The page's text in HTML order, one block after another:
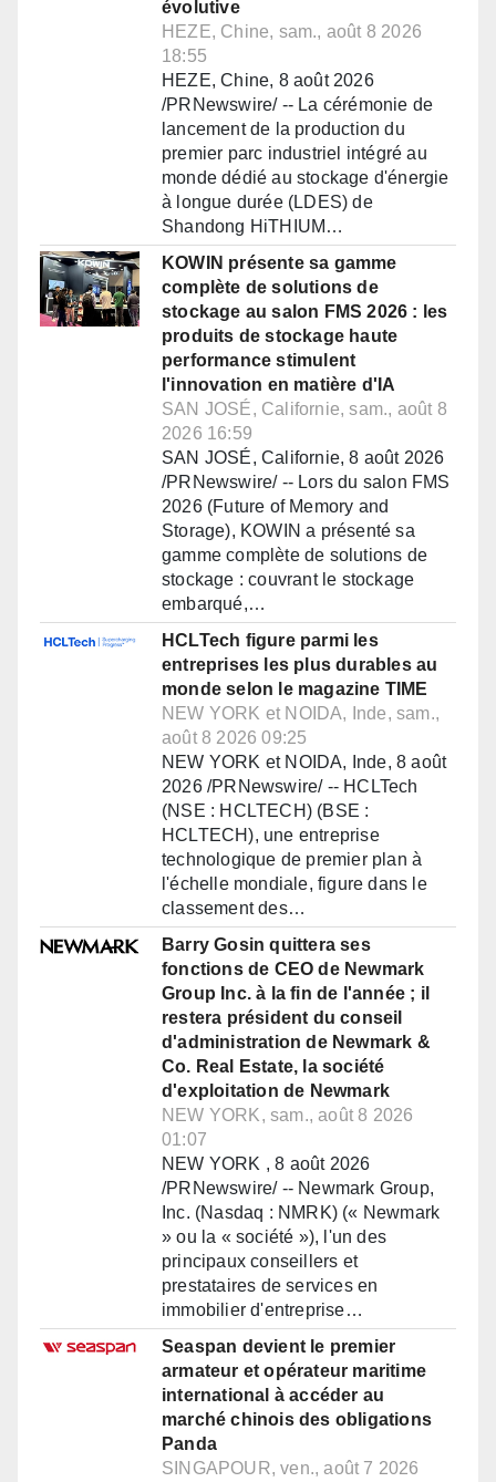
évolutive
HEZE, Chine, sam., août 8 2026
18:55
HEZE, Chine, 8 août 2026
/PRNewswire/ -- La cérémonie de
lancement de la production du
premier parc industriel intégré au
monde dédié au stockage d'énergie
à longue durée (LDES) de
Shandong HiTHIUM…
KOWIN présente sa gamme
complète de solutions de
stockage au salon FMS 2026 : les
produits de stockage haute
performance stimulent
l'innovation en matière d'IA
SAN JOSÉ, Californie, sam., août 8
2026 16:59
SAN JOSÉ, Californie, 8 août 2026
/PRNewswire/ -- Lors du salon FMS
2026 (Future of Memory and
Storage), KOWIN a présenté sa
gamme complète de solutions de
stockage : couvrant le stockage
embarqué,…
HCLTech figure parmi les
entreprises les plus durables au
monde selon le magazine TIME
NEW YORK et NOIDA, Inde, sam.,
août 8 2026 09:25
NEW YORK et NOIDA, Inde, 8 août
2026 /PRNewswire/ -- HCLTech
(NSE : HCLTECH) (BSE :
HCLTECH), une entreprise
technologique de premier plan à
l'échelle mondiale, figure dans le
classement des…
Barry Gosin quittera ses
fonctions de CEO de Newmark
Group Inc. à la fin de l'année ; il
restera président du conseil
d'administration de Newmark &
Co. Real Estate, la société
d'exploitation de Newmark
NEW YORK, sam., août 8 2026
01:07
NEW YORK , 8 août 2026
/PRNewswire/ -- Newmark Group,
Inc. (Nasdaq : NMRK) (« Newmark
» ou la « société »), l'un des
principaux conseillers et
prestataires de services en
immobilier d'entreprise…
Seaspan devient le premier
armateur et opérateur maritime
international à accéder au
marché chinois des obligations
Panda
SINGAPOUR, ven., août 7 2026